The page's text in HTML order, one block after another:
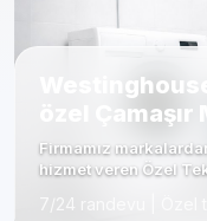
özel
Firmamız
hizmet veren Özel
7/24 randevu | Özel